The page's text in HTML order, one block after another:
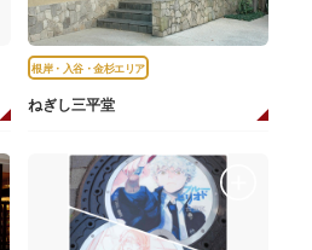
根岸・入谷・金杉エリア
ねぎし三平堂